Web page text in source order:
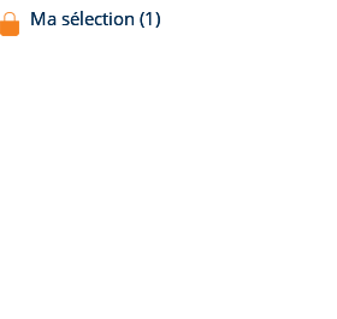
Ma sélection (1)